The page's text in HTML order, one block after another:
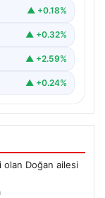
Bu
▲ +0.18%
▲ +0.32%
▲ +2.59%
▲ +0.24%
olan Doğan ailesi